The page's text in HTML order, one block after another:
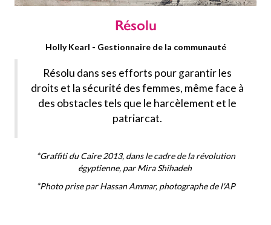
Résolu
Holly Kearl - Gestionnaire de la communauté
Résolu dans ses efforts pour garantir les
droits et la sécurité des femmes, même face à
des obstacles tels que le harcèlement et le
patriarcat.
*Graffiti du Caire 2013, dans le cadre de la révolution
égyptienne, par Mira Shihadeh
*Photo prise par Hassan Ammar, photographe de l'AP